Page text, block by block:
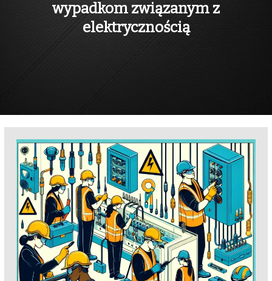
wypadkom związanym z
elektrycznością